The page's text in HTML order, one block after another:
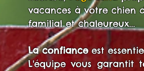
vacances à votre chien
familial et chaleureux...
La confianceest
L'équipe vous garantit